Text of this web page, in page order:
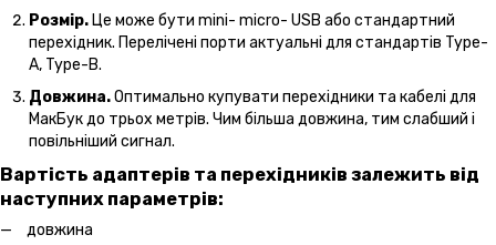
Розмір. Це може бути mini- micro- USB або стандартний
перехідник. Перелічені порти актуальні для стандартів Type-
A, Type-B.
Довжина.Оптимально купувати перехідники та кабелі для
МакБук до трьох метрів. Чим більша довжина, тим слабший і
повільніший сигнал.
Вартість адаптерів та перехідників залежить від
наступних параметрів:
довжина